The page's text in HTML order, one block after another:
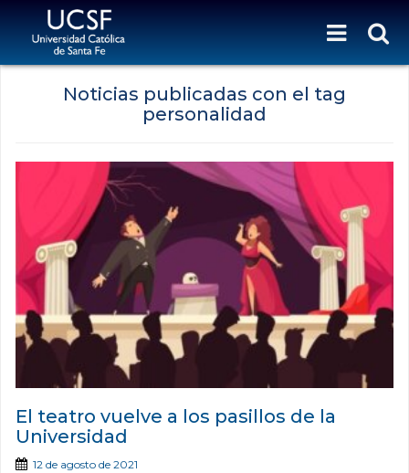
Noticias publicadas con el tag
personalidad
El teatro vuelve a los pasillos de la
Universidad
12 de agosto de 2021